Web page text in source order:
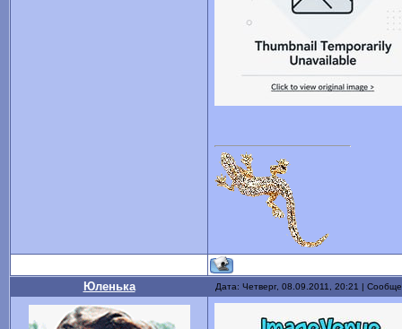
Юленька Дата: Четверг, 08.09.2011, 20:21 |